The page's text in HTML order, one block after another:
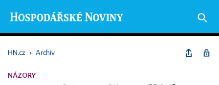
HN.cz › Archiv
NÁZORY